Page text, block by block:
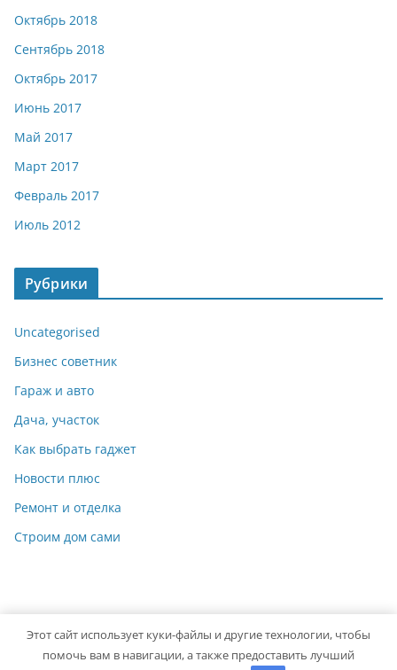
Октябрь 2018
Сентябрь 2018
Октябрь 2017
Июнь 2017
Май 2017
Март 2017
Февраль 2017
Июль 2012
Рубрики
Uncategorised
Бизнес советник
Гараж и авто
Дача, участок
Как выбрать гаджет
Новости плюс
Ремонт и отделка
Строим дом сами
Copyright © 2026 Мастер на Все Руки. Powered byColorMag
Этот сайт использует куки-файлы и другие технологии, чтобы
помочь вам в навигации, а также предоставить лучший